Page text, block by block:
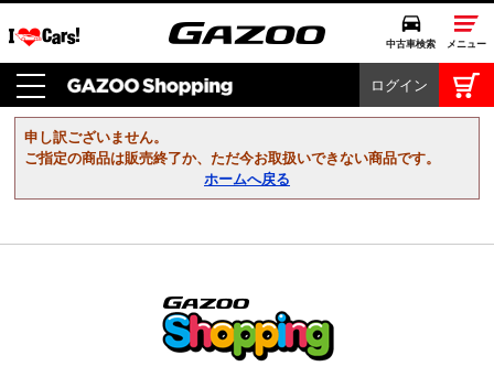
中古車検索 メニュー
中古車検索 クルマカタログ
愛車広場
クルマ情報
ログイン
申し訳ございません。
ご指定の商品は販売終了か、ただ今お取扱いできない商品です。
ホームへ戻る